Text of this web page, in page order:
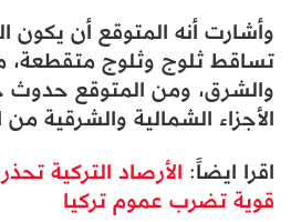
وأشارت أنه المتوقع أن يكون
تساقط ثلوج وثلوج متقطعة،
والشرق، ومن المتوقع
الأجزاء الشمالية والشرقية
اقرا ايضاً: الأرصاد التركية
قوية تضرب عموم تركيا